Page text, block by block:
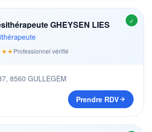
✓
GHEYSEN LIES
Professionnel vérifié
, 8560 GULLEGEM
Prendre RDV